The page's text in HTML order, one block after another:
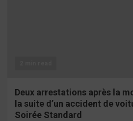
Deux arrestations après la
la suite d’un accident de
Soirée Standard